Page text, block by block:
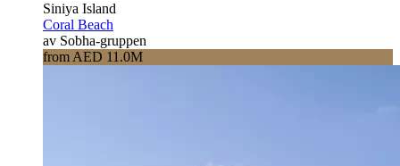
Siniya Island
Coral Beach
av Sobha-gruppen
from AED 11.0M